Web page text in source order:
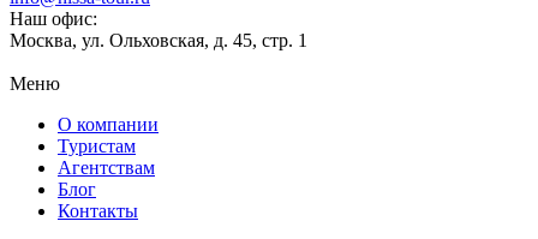
Наш офис:
Москва, ул. Ольховская, д. 45, стр. 1
Меню
О компании
Туристам
Агентствам
Блог
Контакты